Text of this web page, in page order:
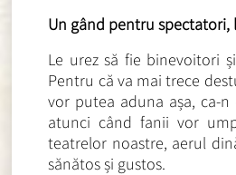
Un gând pentru spectatori,
Le urez să fie binevoitori
Pentru că va mai trece
vor putea aduna așa, ca-n
atunci când fanii vor
teatrelor noastre, aerul
sănătos și gustos.